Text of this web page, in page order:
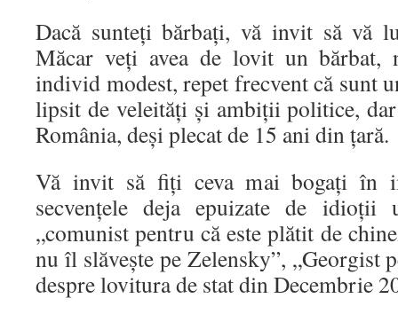
Dacă sunteți bărbați, vă invit să vă
Măcar veți avea de lovit un bărbat,
individ modest, repet frecvent că sunt
lipsit de veleități și ambiții politice,
România, deși plecat de 15 ani din țară.
Vă invit să fiți ceva mai bogați în
secvențele deja epuizate de
„comunist pentru că este plătit de
nu îl slăvește pe Zelensky”, „Georgist
despre lovitura de stat din Decembrie